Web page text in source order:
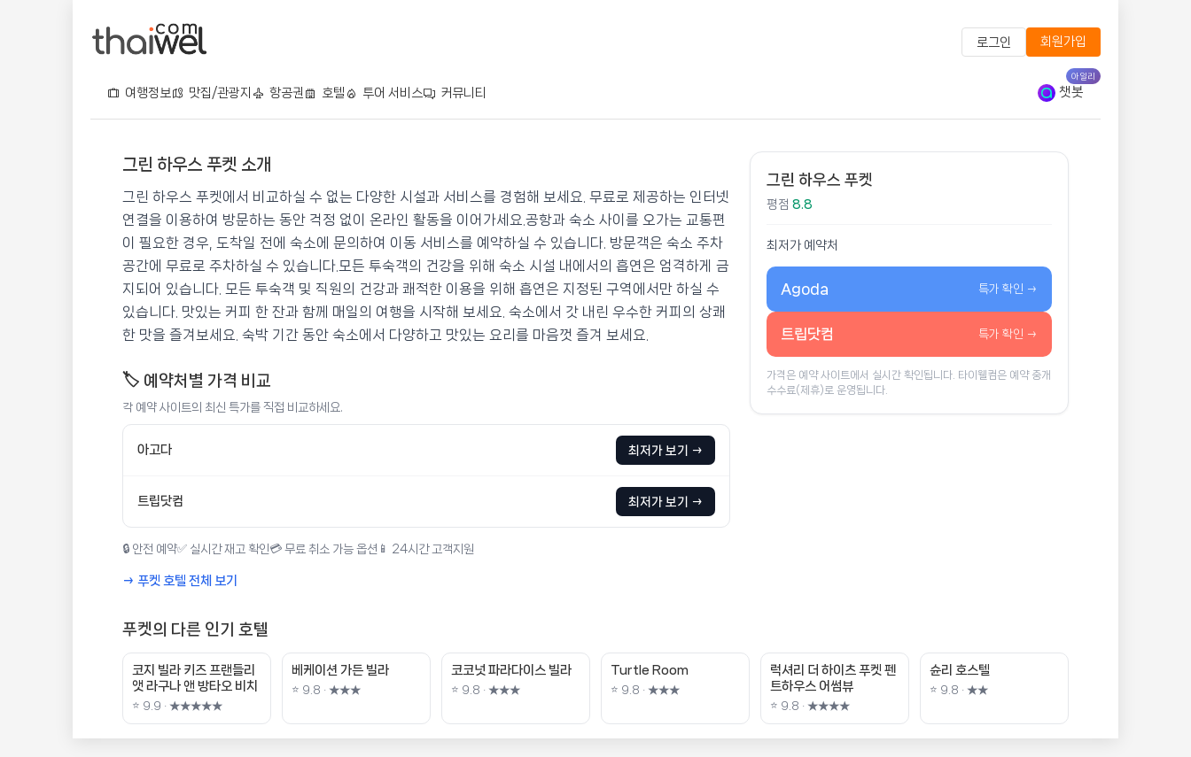
로그인 회원가입
여행정보 맛집/관광지 항공권 호텔 투어 서비스 커뮤니티 챗봇
아일리
그린 하우스 푸켓
📍 푸켓★★ ⭐ 8.8
💰 최저가 확인 · 예약하기
그린 하우스 푸켓 소개
그린 하우스 푸켓에서 비교하실 수 없는 다양한 시설과 서비스를 경험해 보세요. 무료로 제공하는 인터넷
연결을 이용하여 방문하는 동안 걱정 없이 온라인 활동을 이어가세요.공항과 숙소 사이를 오가는 교통편
이 필요한 경우, 도착일 전에 숙소에 문의하여 이동 서비스를 예약하실 수 있습니다. 방문객은 숙소 주차
공간에 무료로 주차하실 수 있습니다.모든 투숙객의 건강을 위해 숙소 시설 내에서의 흡연은 엄격하게 금
지되어 있습니다. 모든 투숙객 및 직원의 건강과 쾌적한 이용을 위해 흡연은 지정된 구역에서만 하실 수
있습니다. 맛있는 커피 한 잔과 함께 매일의 여행을 시작해 보세요. 숙소에서 갓 내린 우수한 커피의 상쾌
한 맛을 즐겨보세요. 숙박 기간 동안 숙소에서 다양하고 맛있는 요리를 마음껏 즐겨 보세요.
🏷️ 예약처별 가격 비교
각 예약 사이트의 최신 특가를 직접 비교하세요.
아고다 최저가 보기 →
트립닷컴 최저가 보기 →
🔒 안전 예약✅ 실시간 재고 확인💳 무료 취소 가능 옵션 📱 24시간 고객지원
→ 푸켓 호텔 전체 보기
그린 하우스 푸켓
평점 8.8
최저가 예약처
Agoda 특가 확인 →
트립닷컴 특가 확인 →
가격은 예약 사이트에서 실시간 확인됩니다. 타이웰컴은 예약 중개
수수료(제휴)로 운영됩니다.
푸켓의 다른 인기 호텔
코지 빌라 키즈 프랜들리
앳 라구나 앤 방타오 비치
⭐ 9.9 · ★★★★★
베케이션 가든 빌라
⭐ 9.8 · ★★★
코코넛 파라다이스 빌라
⭐ 9.8 · ★★★
Turtle Room
⭐ 9.8 · ★★★
럭셔리 더 하이츠 푸켓 펜
트하우스 어썸뷰
⭐ 9.8 · ★★★★
슌리 호스텔
⭐ 9.8 · ★★